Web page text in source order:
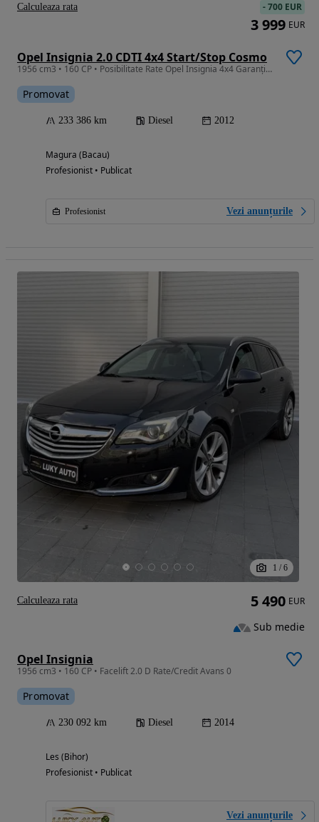
Opel Insignia 2.0 CDTI 4x4 Start/Stop Cosmo
1956 cm3 • 160 CP • Posibilitate Rate Opel Insignia 4x4 Garanție 12 36 luni
Promovat
233 386 km Diesel 2012
Magura (Bacau)
Profesionist • Publicat
Profesionist Vezi anunțurile
-700 EUR
3 999 EUR
Calculeaza rata
1 / 6
Opel Insignia
1956 cm3 • 160 CP • Facelift 2.0 D Rate/Credit Avans 0
Promovat
230 092 km Diesel 2014
Les (Bihor)
Profesionist • Publicat
Vezi anunțurile
5 490 EUR
Sub medie
Calculeaza rata